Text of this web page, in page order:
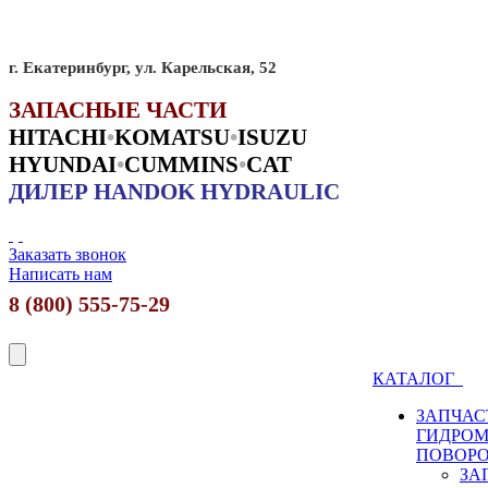
г. Екатеринбург, ул. Карельская, 52
ЗАПАСНЫЕ ЧАСТИ
HITACHI•KOMATSU•ISUZU
HYUNDAI•CUMMINS•CAT
ДИЛЕР HANDOK HYDRAULIC
Заказать звонок
Написать нам
8 (800) 555-75-29
КАТАЛОГ